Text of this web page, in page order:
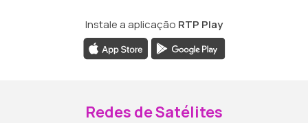
Instale a aplicação RTP Play
Redes de Satélites